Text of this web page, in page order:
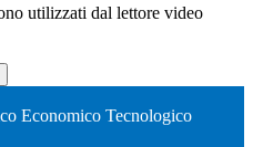
utilizzati dal lettore video
Economico Tecnologico